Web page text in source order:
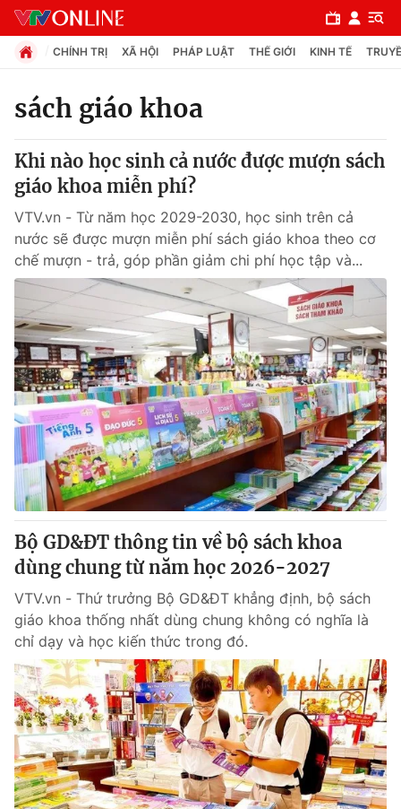
Chuyên mục
Chính trị
Xã hội
Pháp luật
Y tế
Thế giới
Tin tức
Thế giới đó đây
Câu chuyện quốc tế
Kinh tế
Tài chính
Thị trường
Góc doanh nghiệp
Dữ liệu và đời sống
Truyền hình
Phim VTV
Hậu trường
Nhân vật
Khán giả
Giải sao mai
Giải trí
Điện ảnh
Âm nhạc
Sao
Đời sống
Du lịch
Làm đẹp
Chất lượng cuộc sống
Giáo dục
Tuyển sinh
Học trực tuyến
Công nghệ
Hitech Công nghệ tương lai
Giao lưu trực tuyến
CHÍNH TRỊ XÃ HỘI PHÁP LUẬT THẾ GIỚI KINH TẾ
sách giáo khoa
Khi nào học sinh cả nước được mượn sách
giáo khoa miễn phí?
VTV.vn - Từ năm học 2029-2030, học sinh trên cả
nước sẽ được mượn miễn phí sách giáo khoa theo cơ
chế mượn - trả, góp phần giảm chi phí học tập và...
Bộ GD&ĐT thông tin về bộ sách khoa
dùng chung từ năm học 2026-2027
VTV.vn - Thứ trưởng Bộ GD&ĐT khẳng định, bộ sách
giáo khoa thống nhất dùng chung không có nghĩa là
chỉ dạy và học kiến thức trong đó.